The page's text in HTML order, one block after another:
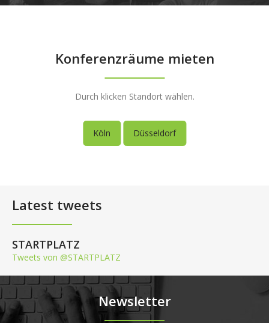
Konferenzräume mieten
Durch klicken Standort wählen.
Köln Düsseldorf
Latest tweets
STARTPLATZ
Tweets von @STARTPLATZ
Newsletter